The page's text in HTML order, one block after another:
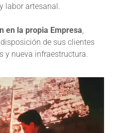
labor artesanal.
en la propia Empresa
de sus clientes
y nueva infraestructura.